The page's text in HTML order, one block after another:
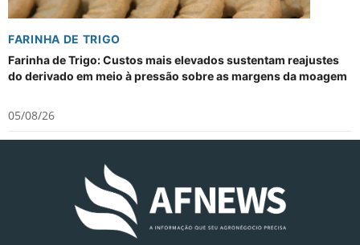
FARINHA DE TRIGO
Farinha de Trigo: Custos mais elevados sustentam reajustes
do derivado em meio à pressão sobre as margens da moagem
05/08/26